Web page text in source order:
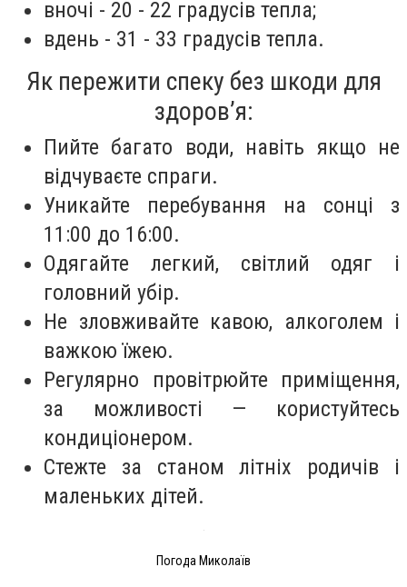
вночі - 20 - 22 градусів тепла;
вдень - 31 - 33 градусів тепла.
Як пережити спеку без шкоди для
здоров’я:
Пийте багато води, навіть якщо не
відчуваєте спраги.
Уникайте перебування на сонці з
11:00 до 16:00.
Одягайте легкий, світлий одяг і
головний убір.
Не зловживайте кавою, алкоголем і
важкою їжею.
Регулярно провітрюйте приміщення,
за можливості — користуйтесь
кондиціонером.
Стежте за станом літніх родичів і
маленьких дітей.
Погода Миколаїв